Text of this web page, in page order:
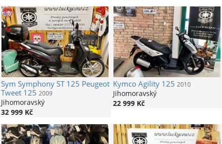
Sym Symphony ST 125 Peugeot
Tweet 125 2009
Jihomoravský
32 999 Kč
KymcoAgility 125 2010
Jihomoravský
22 999 Kč